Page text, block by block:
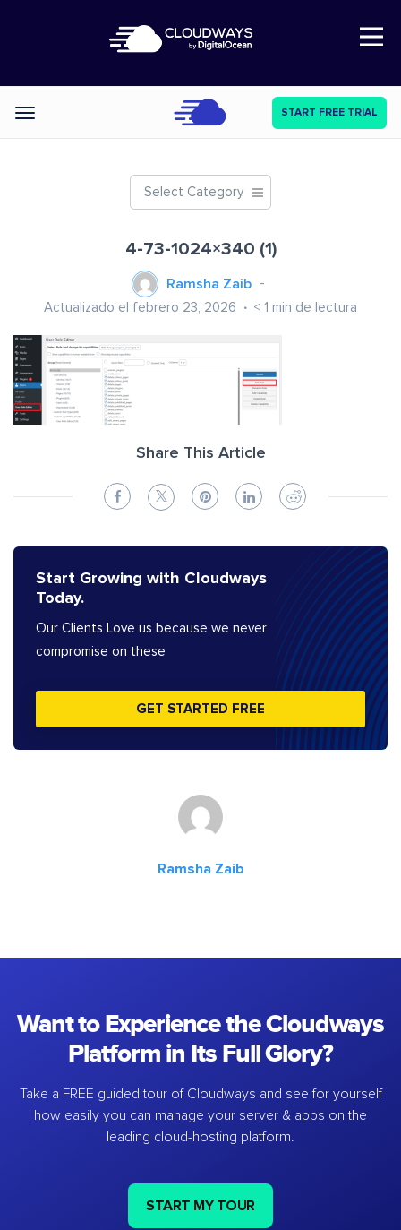
Open Nav
Categories START FREE TRIAL
Select Category
4-73-1024×340 (1)
Ramsha Zaib
Actualizado el febrero 23, 2026 < 1 min de lectura
Share This Article
Start Growing with Cloudways
Today.
Our Clients Love us because we never
compromise on these
GET STARTED FREE
Ramsha Zaib
Want to Experience the Cloudways
Platform in Its Full Glory?
Take a FREE guided tour of Cloudways and see for yourself
how easily you can manage your server & apps on the
leading cloud-hosting platform.
START MY TOUR